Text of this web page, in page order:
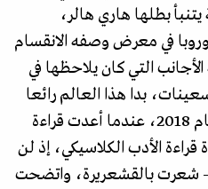
الرواية يتنبأ بطلها هاري هالر،
في معرض وصفه الانقسام
التي كان يلاحظها في
بدا هذا العالم رائعا
وغريبا بالنسبة إليّ. لكن في عام 2018، عندما أعدت قراءة
الأدب الكلاسيكي، إذ لن
- شعرت بالقشعريرة، واتضحت